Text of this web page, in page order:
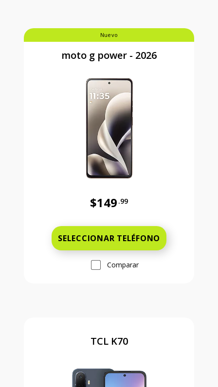
Nuevo
moto g power - 2026
$149 .99
SELECCIONAR TELÉFONO
Comparar
TCL K70